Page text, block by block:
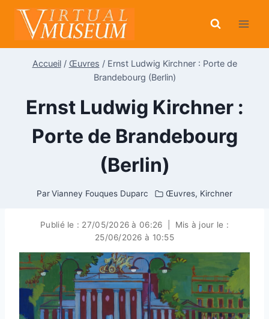
Aller
contenu
Accueil / Œuvres / Ernst Ludwig Kirchner : Porte de
Brandebourg (Berlin)
Ernst Ludwig Kirchner :
Porte de Brandebourg
(Berlin)
Par Vianney Fouques Duparc Œuvres, Kirchner
Publié le : 27/05/2026 à 06:26
Mis à jour le :
25/06/2026 à 10:55